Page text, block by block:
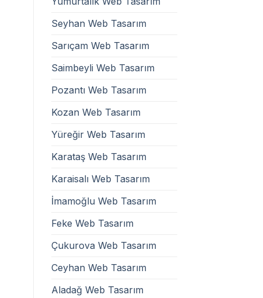
Seyhan Web Tasarım
Sarıçam Web Tasarım
Saimbeyli Web Tasarım
Pozantı Web Tasarım
Kozan Web Tasarım
Yüreğir Web Tasarım
Karataş Web Tasarım
Karaisalı Web Tasarım
İmamoğlu Web Tasarım
Feke Web Tasarım
Çukurova Web Tasarım
Ceyhan Web Tasarım
Aladağ Web Tasarım